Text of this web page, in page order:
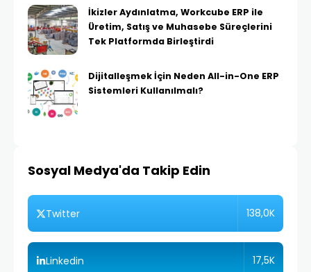
İkizler Aydınlatma, Workcube ERP ile
Üretim, Satış ve Muhasebe Süreçlerini
Tek Platformda Birleştirdi
Dijitalleşmek İçin Neden All-in-One ERP
Sistemleri Kullanılmalı?
Sosyal Medya'da Takip Edin
Twitter 138,0K
Linkedin 17,5K